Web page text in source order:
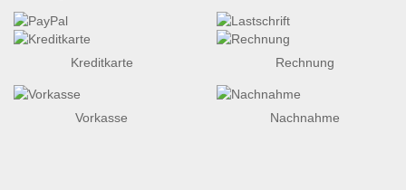
Kreditkarte Rechnung
Vorkasse Nachnahme